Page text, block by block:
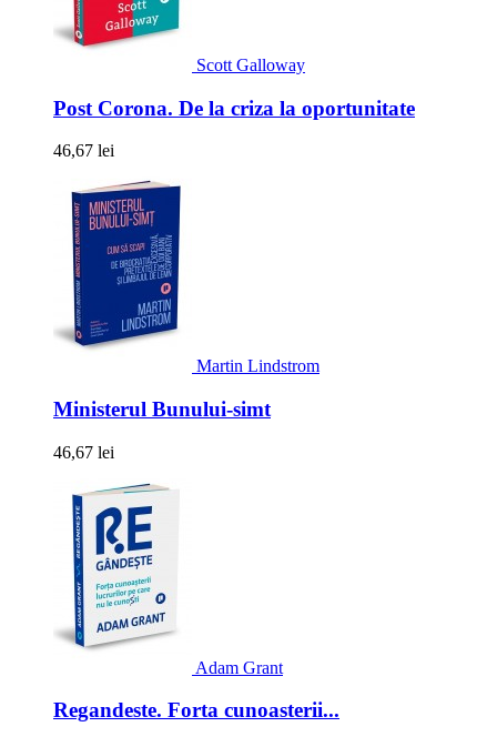
Scott Galloway
Post Corona. De la criza la oportunitate
46,67 lei
Martin Lindstrom
Ministerul Bunului-simt
46,67 lei
Adam Grant
Regandeste. Forta cunoasterii...